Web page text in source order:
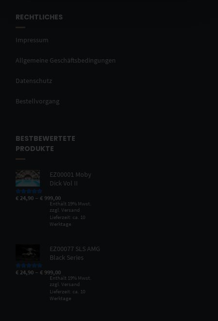
RECHTLICHES
Impressum
Allgemeine Geschäftsbedingungen
Datenschutz
Bestellvorgang
BESTBEWERTETE
PRODUKTE
EZ00001 Moby
Dick Vol II
Bewertet mit
von 5
€ 24,90 –€ 999,00
Enthält 19% Mwst.
zzgl.Versand
Lieferzeit: ca. 10
Werktage
EZ00077 SLS AMG
Black Series
Bewertet mit
von 5
€ 24,90 –€ 999,00
Enthält 19% Mwst.
zzgl.Versand
Lieferzeit: ca. 10
Werktage